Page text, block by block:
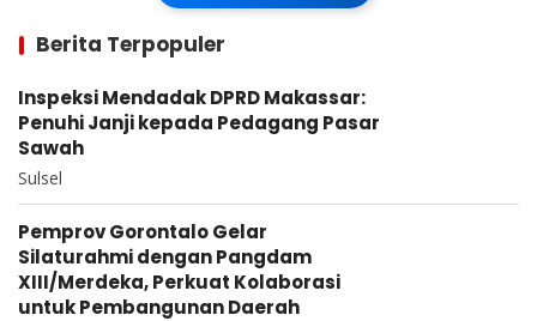
Berita Terpopuler
Inspeksi Mendadak DPRD Makassar:
Penuhi Janji kepada Pedagang Pasar
Sawah
Sulsel
Pemprov Gorontalo Gelar
Silaturahmi dengan Pangdam
XIII/Merdeka, Perkuat Kolaborasi
untuk Pembangunan Daerah